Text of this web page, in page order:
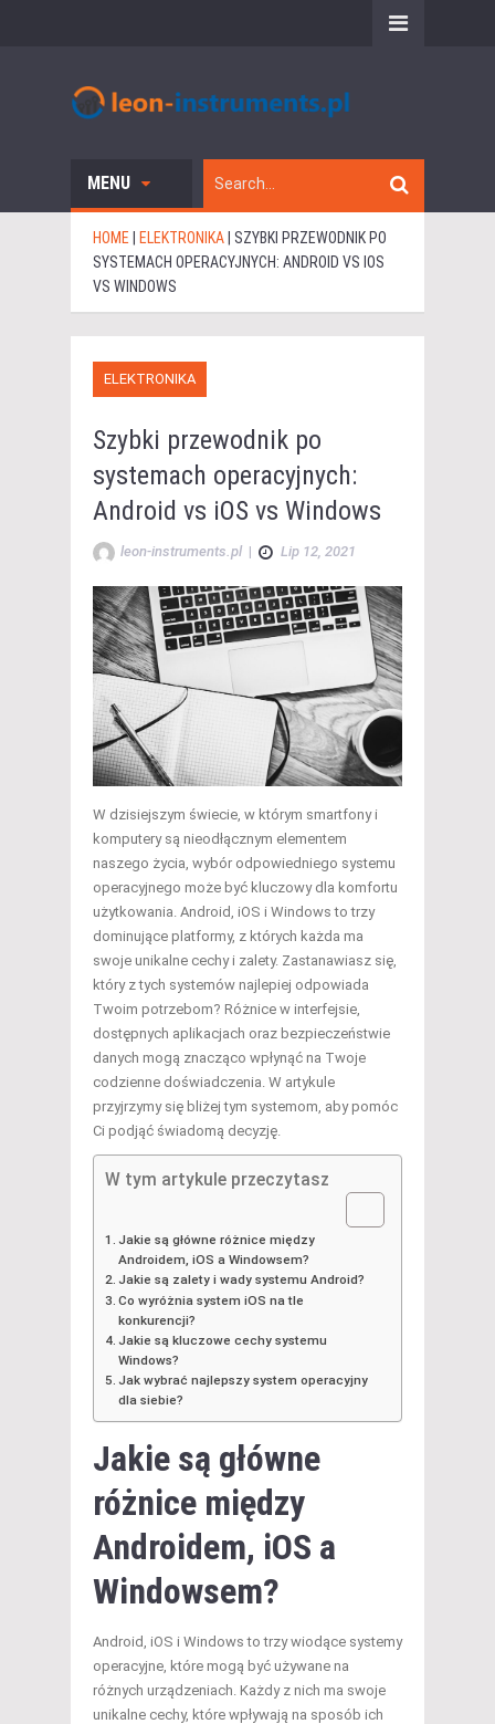
MENU
HOME ELEKTRONIKA SZYBKI PRZEWODNIK PO
SYSTEMACH OPERACYJNYCH: ANDROID VS IOS
VS WINDOWS
ELEKTRONIKA
Szybki przewodnik po
systemach operacyjnych:
Android vs iOS vs Windows
leon-instruments.pl | Lip 12, 2021
W dzisiejszym świecie, w którym smartfony i
komputery są nieodłącznym elementem
naszego życia, wybór odpowiedniego systemu
operacyjnego może być kluczowy dla komfortu
użytkowania. Android, iOS i Windows to trzy
dominujące platformy, z których każda ma
swoje unikalne cechy i zalety. Zastanawiasz się,
który z tych systemów najlepiej odpowiada
Twoim potrzebom? Różnice w interfejsie,
dostępnych aplikacjach oraz bezpieczeństwie
danych mogą znacząco wpłynąć na Twoje
codzienne doświadczenia. W artykule
przyjrzymy się bliżej tym systemom, aby pomóc
Ci podjąć świadomą decyzję.
W tym artykule przeczytasz
Jakie są główne różnice między
Androidem, iOS a Windowsem?
Jakie są zalety i wady systemu Android?
Co wyróżnia system iOS na tle
konkurencji?
Jakie są kluczowe cechy systemu
Windows?
Jak wybrać najlepszy system operacyjny
dla siebie?
Jakie są główne
różnice między
Androidem, iOS a
Windowsem?
Android, iOS i Windows to trzy wiodące systemy
operacyjne, które mogą być używane na
różnych urządzeniach. Każdy z nich ma swoje
unikalne cechy, które wpływają na sposób ich